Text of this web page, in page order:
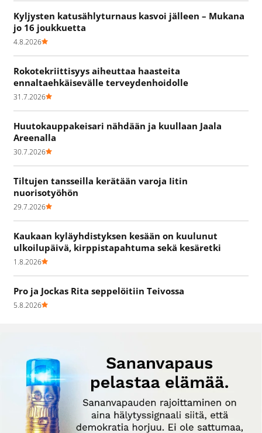
Kyljysten katusählyturnaus kasvoi jälleen – Mukana
jo 16 joukkuetta
4.8.2026
Rokotekriittisyys aiheuttaa haasteita
ennaltaehkäisevälle terveydenhoidolle
31.7.2026
Huutokauppakeisari nähdään ja kuullaan Jaala
Areenalla
30.7.2026
Tiltujen tansseilla kerätään varoja Iitin
nuorisotyöhön
29.7.2026
Kaukaan kyläyhdistyksen kesään on kuulunut
ulkoilupäivä, kirppistapahtuma sekä kesäretki
1.8.2026
Pro ja Jockas Rita seppelöitiin Teivossa
5.8.2026